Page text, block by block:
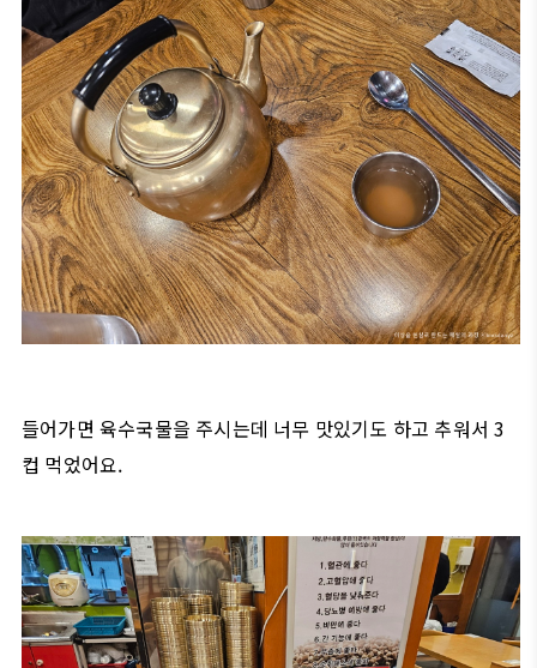
들어가면 육수국물을 주시는데 너무 맛있기도 하고 추워서 3
컵 먹었어요.